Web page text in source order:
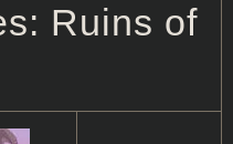
Ruins of